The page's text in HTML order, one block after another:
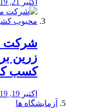
اکتبر 21, 2019
شرکت
زرین
کسب
اکتبر 19, 2019
آزمایشگاه ها